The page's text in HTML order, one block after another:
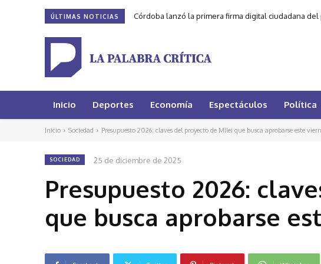
ÚLTIMAS NOTICIAS Córdoba lanzó la primera firma digital ciudadana del
Inicio Deportes Economía Espectáculos Política
Inicio Sociedad Presupuesto 2026: claves del proyecto de Milei que busca aprobarse este
SOCIEDAD 25 de diciembre de 2025
Presupuesto 2026:
que busca aprobarse